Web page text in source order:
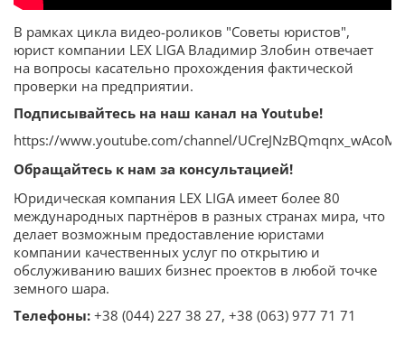
В рамках цикла видео-роликов "Советы юристов",
юрист компании LEX LIGA Владимир Злобин отвечает
на вопросы касательно прохождения фактической
проверки на предприятии.
Подписывайтесь на наш канал на Youtube!
https://www.youtube.com/channel/
Обращайтесь к нам за консультацией!
Юридическая компания LEX LIGA имеет более 80
международных партнёров в разных странах мира, что
делает возможным предоставление юристами
компании качественных услуг по открытию и
обслуживанию ваших бизнес проектов в любой точке
земного шара.
Телефоны: +38 (044) 227 38 27, +38 (063) 977 71 71